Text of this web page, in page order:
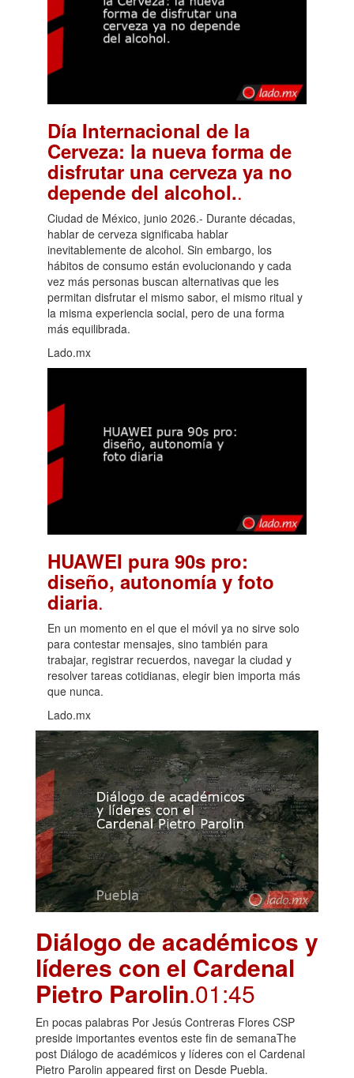
Día Internacional de la
Cerveza: la nueva forma de
disfrutar una cerveza ya no
depende del alcohol..
Ciudad de México, junio 2026.- Durante décadas,
hablar de cerveza significaba hablar
inevitablemente de alcohol. Sin embargo, los
hábitos de consumo están evolucionando y cada
vez más personas buscan alternativas que les
permitan disfrutar el mismo sabor, el mismo ritual y
la misma experiencia social, pero de una forma
más equilibrada.
Lado.mx
HUAWEI pura 90s pro:
diseño, autonomía y foto
diaria.
En un momento en el que el móvil ya no sirve solo
para contestar mensajes, sino también para
trabajar, registrar recuerdos, navegar la ciudad y
resolver tareas cotidianas, elegir bien importa más
que nunca.
Lado.mx
Diálogo de académicos y
líderes con el Cardenal
Pietro Parolin.01:45
En pocas palabras Por Jesús Contreras Flores CSP
preside importantes eventos este fin de semanaThe
post Diálogo de académicos y líderes con el Cardenal
Pietro Parolin appeared first on Desde Puebla.